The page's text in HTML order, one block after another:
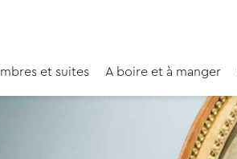
et suites A boire et à manger